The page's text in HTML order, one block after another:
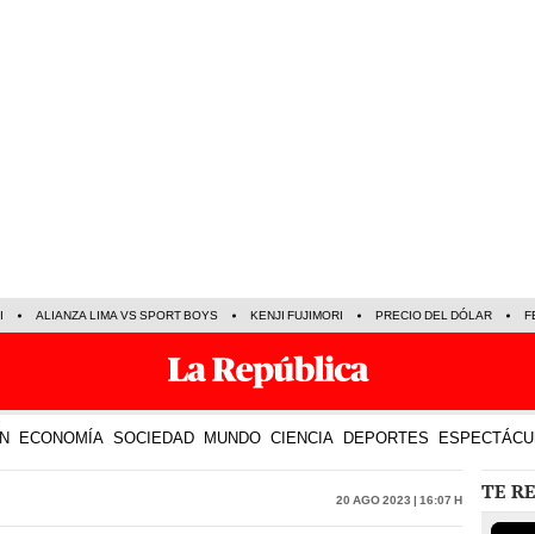
ALIANZA LIMA VS SPORT BOYS KENJI FUJIMORI PRECIO DEL DÓLAR
ECONOMÍA SOCIEDAD MUNDO CIENCIA DEPORTES
20 Ago 2023 | 16:07 h TE